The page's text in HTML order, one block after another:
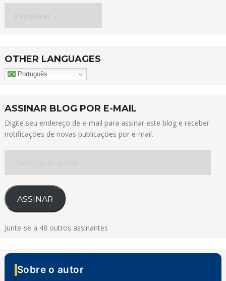
OTHER LANGUAGES
Português
ASSINAR BLOG POR E-MAIL
Digite seu endereço de e-mail para assinar este blog e receber
notificações de novas publicações por e-mail.
e-
mail
ASSINAR
Junte-se a 48 outros assinantes
Sobre o autor